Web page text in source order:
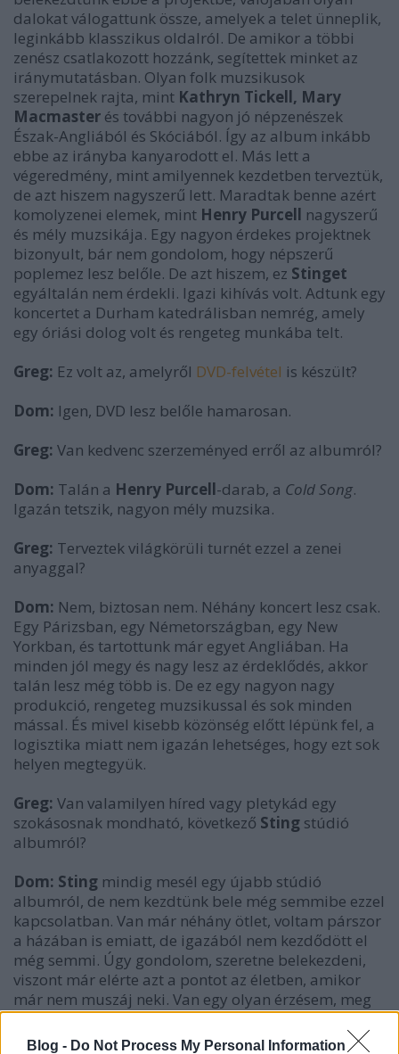
Blog - Do Not Process My Personal Information
dalokat válogattunk össze, amelyek a telet ünneplik,
leginkább klasszikus oldalról. De amikor a többi
zenész csatlakozott hozzánk, segítettek minket az
iránymutatásban. Olyan folk muzsikusok
szerepelnek rajta, mint Kathryn Tickell, Mary
Macmaster és további nagyon jó népzenészek
Észak-Angliából és Skóciából. Így az album inkább
ebbe az irányba kanyarodott el. Más lett a
végeredmény, mint amilyennek kezdetben terveztük,
de azt hiszem nagyszerű lett. Maradtak benne azért
komolyzenei elemek, mint Henry Purcell nagyszerű
és mély muzsikája. Egy nagyon érdekes projektnek
bizonyult, bár nem gondolom, hogy népszerű
poplemez lesz belőle. De azt hiszem, ez Stinget
egyáltalán nem érdekli. Igazi kihívás volt. Adtunk egy
koncertet a Durham katedrálisban nemrég, amely
egy óriási dolog volt és rengeteg munkába telt.
Greg: Ez volt az, amelyről DVD-felvétel is készült?
Dom: Igen, DVD lesz belőle hamarosan.
Greg: Van kedvenc szerzeményed erről az albumról?
Dom: Talán a Henry Purcell-darab, a Cold Song.
Igazán tetszik, nagyon mély muzsika.
Greg: Terveztek világkörüli turnét ezzel a zenei
anyaggal?
Dom: Nem, biztosan nem. Néhány koncert lesz csak.
Egy Párizsban, egy Németországban, egy New
Yorkban, és tartottunk már egyet Angliában. Ha
minden jól megy és nagy lesz az érdeklődés, akkor
talán lesz még több is. De ez egy nagyon nagy
produkció, rengeteg muzsikussal és sok minden
mással. És mivel kisebb közönség előtt lépünk fel, a
logisztika miatt nem igazán lehetséges, hogy ezt sok
helyen megtegyük.
Greg: Van valamilyen híred vagy pletykád egy
szokásosnak mondható, következő Sting stúdió
albumról?
Dom: Sting mindig mesél egy újabb stúdió
albumról, de nem kezdtünk bele még semmibe ezzel
kapcsolatban. Van már néhány ötlet, voltam párszor
a házában is emiatt, de igazából nem kezdődött el
még semmi. Úgy gondolom, szeretne belekezdeni,
viszont már elérte azt a pontot az életben, amikor
már nem muszáj neki. Van egy olyan érzésem, meg
fogja csinálni. Nem is az a kérdés, hogy lesz-e,
hanem inkább az, hogy mikor.